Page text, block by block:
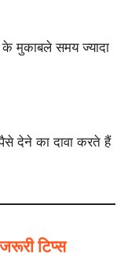
मुकाबले समय ज्यादा
देने का दावा करते हैं
टिप्स